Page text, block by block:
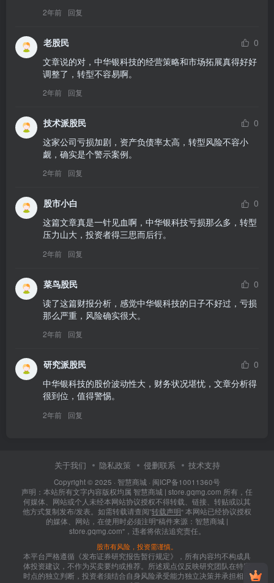
2年前 回复
老股民
0
文章说的对，中华银科技的经营策略和市场拓展真得好好
调整了，转型不容易啊。
2年前 回复
技术派股民
0
这家公司亏损加剧，资产负债率太高，转型风险不容小
觑，确实是个警示案例。
2年前 回复
股市小白
0
这篇文章真是一针见血啊，中华银科技亏损那么多，转型
压力山大，投资者得三思而后行。
2年前 回复
菜鸟股民
0
读了这篇财报分析，感觉中华银科技的日子不好过，亏损
那么严重，风险确实很大。
2年前 回复
研究派股民
0
中华银科技的股价波动性大，财务状况堪忧，文章分析得
很到位，值得警惕。
2年前 回复
关于我们 隐私政策 侵删联系 技术支持
Copyright © 2025 · 智慧商城 · 闽ICP备10011360号
声明：本站所有文字内容版权均属 智慧商城 | store.gqmg.com 所有，任
何媒体、网站或个人未经本网站协议授权不得转载、链接、转贴或以其
他方式复制发布/发表。如需转载请查阅”转载声明“ 本网站已经协议授权
的媒体、网站，在使用时必须注明"稿件来源：智慧商城 |
store.gqmg.com"，违者将依法追究责任。
股市有风险，投资需谨慎。
本平台严格遵循《发布证券研究报告暂行规定》，所有内容均不构成具
体投资建议，不作为买卖要约或推荐。所述观点仅反映研究团队在特定
时点的独立判断，投资者须结合自身风险承受能力独立决策并承担相应